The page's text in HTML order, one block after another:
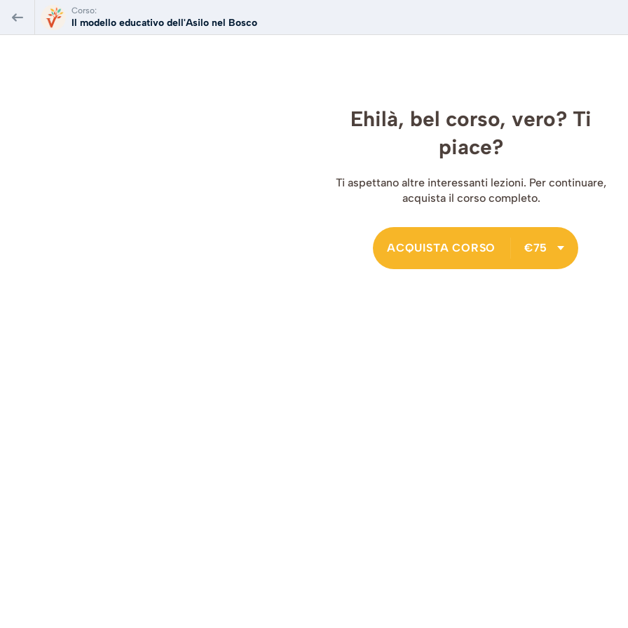
Corso:
Il modello educativo dell'Asilo nel Bosco
Ehilà, bel corso, vero? Ti
piace?
Ti aspettano altre interessanti lezioni. Per continuare,
acquista il corso completo.
ACQUISTA CORSO €75